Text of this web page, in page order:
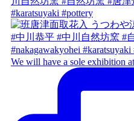
We will have a sole exhibition